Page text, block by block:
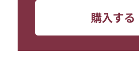
購入する